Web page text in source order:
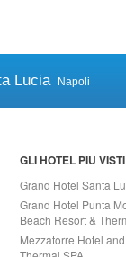
Lucia Napoli
GLI HOTEL PIÙ VISTI
Grand Hotel Santa
Grand Hotel Punta
Beach Resort &
Mezzatorre Hotel and